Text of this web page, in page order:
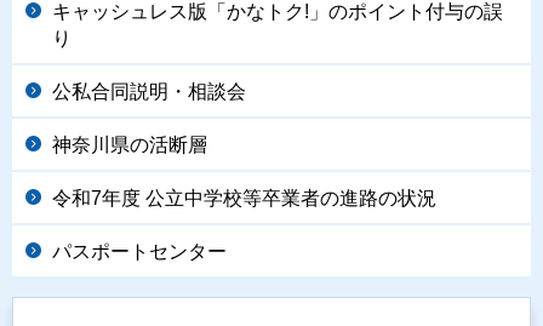
キャッシュレス版「かなトク!」のポイント付与の誤
り
公私合同説明・相談会
神奈川県の活断層
令和7年度 公立中学校等卒業者の進路の状況
パスポートセンター